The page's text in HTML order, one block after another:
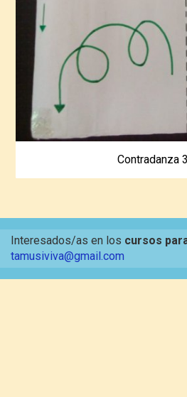
Contradanza
Interesados/as en los cursos
tamusiviva@gmail.com